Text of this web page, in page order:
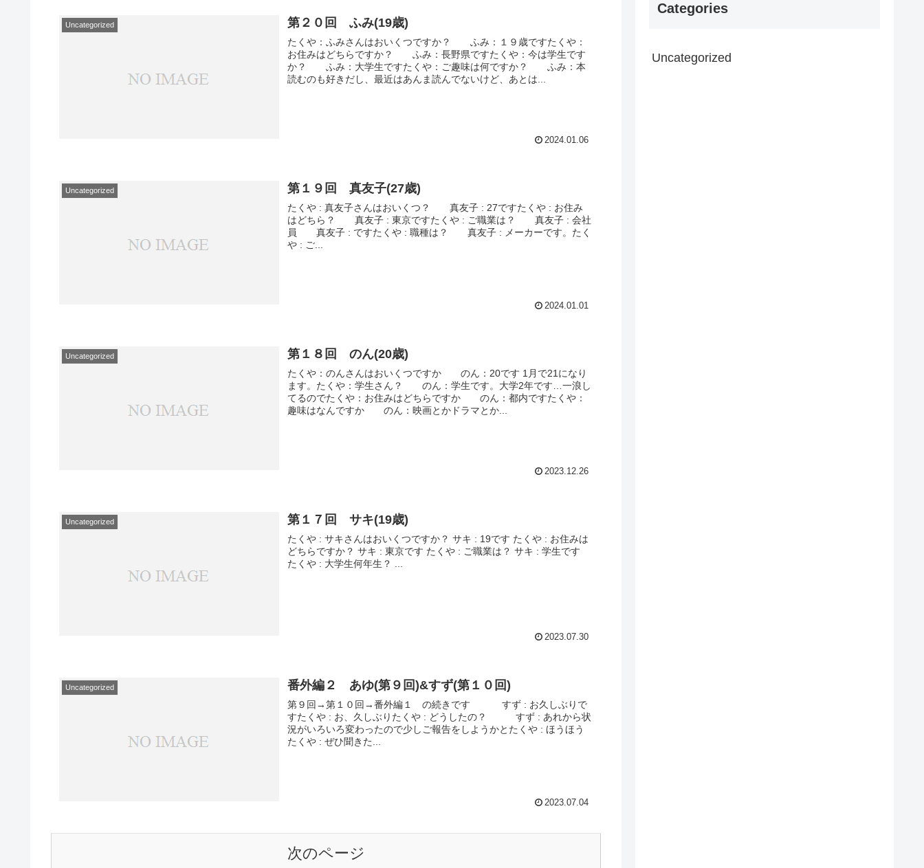
Uncategorized 第２０回 ふみ(19歳)
たくや：ふみさんはおいくつですか？ ふみ：１９歳ですたくや：
お住みはどちらですか？ ふみ：長野県ですたくや：今は学生です
か？ ふみ：大学生ですたくや：ご趣味は何ですか？ ふみ：本
読むのも好きだし、最近はあんま読んでないけど、あとは...
2024.01.06
Uncategorized 第１９回 真友子(27歳)
たくや : 真友子さんはおいくつ？ 真友子 : 27ですたくや : お住み
はどちら？ 真友子 : 東京ですたくや : ご職業は？ 真友子 : 会社
員 真友子 : ですたくや : 職種は？ 真友子 : メーカーです。たく
や : ご...
2024.01.01
Uncategorized 第１８回 のん(20歳)
たくや：のんさんはおいくつですか のん：20です 1月で21になり
ます。たくや：学生さん？ のん：学生です。大学2年です…一浪し
てるのでたくや：お住みはどちらですか のん：都内ですたくや：
趣味はなんですか のん：映画とかドラマとか...
2023.12.26
Uncategorized 第１７回 サキ(19歳)
たくや : サキさんはおいくつですか？ サキ : 19です たくや : お住みは
どちらですか？ サキ : 東京です たくや : ご職業は？ サキ : 学生です
2023.07.30
Uncategorized 番外編２ あゆ(第９回)&すず(第１０回)
第９回→第１０回→番外編１ の続きです すず : お久しぶりで
すたくや : お、久しぶりたくや : どうしたの？ すず : あれから状
況がいろいろ変わったので少しご報告をしようかとたくや : ほうほう
たくや : ぜひ聞きた...
2023.07.04
次のページ
Categories
Uncategorized